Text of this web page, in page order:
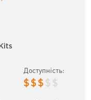
Доступність:
$ $ $ $ $